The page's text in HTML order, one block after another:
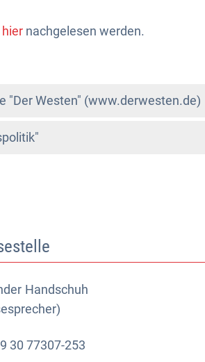
hiernachgelesen werden.
"Der Westen" (www.derwesten.de)
Handschuh
Handschuh (Pressesprecher)
30 77307-253